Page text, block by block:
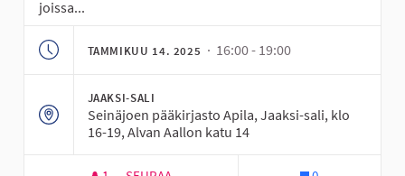
joissa...
TAMMIKUU 14. 2025 · 16:00 - 19:00
JAAKSI-SALI
Seinäjoen pääkirjasto Apila, Jaaksi-sali, klo
16-19, Alvan Aallon katu 14